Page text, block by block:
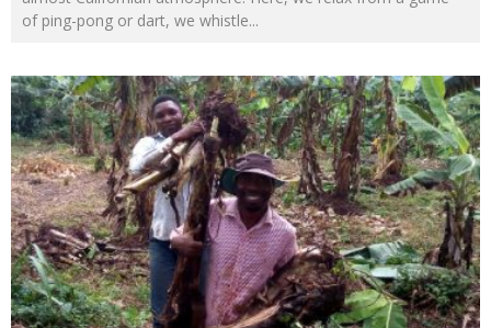
of ping-pong or dart, we whistle...